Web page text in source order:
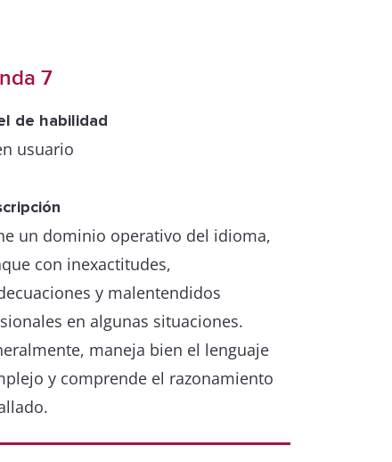
7
de habilidad
usuario
un dominio operativo del idioma,
con inexactitudes,
y malentendidos
en algunas situaciones.
maneja bien el lenguaje
y comprende el razonamiento